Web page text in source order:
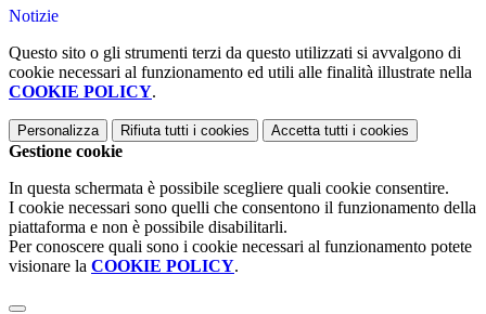
Notizie
Questo sito o gli strumenti terzi da questo utilizzati si avvalgono di
cookie necessari al funzionamento ed utili alle finalità illustrate nella
COOKIE POLICY.
Personalizza Rifiuta tutti i cookies Accetta tutti i cookies
Gestione cookie
In questa schermata è possibile scegliere quali cookie consentire.
I cookie necessari sono quelli che consentono il funzionamento della
piattaforma e non è possibile disabilitarli.
Per conoscere quali sono i cookie necessari al funzionamento potete
visionare la COOKIE POLICY.